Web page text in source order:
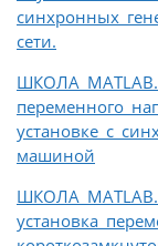
синхронных
сети.
ШКОЛА
переменного
установке с
машиной
ШКОЛА
установка